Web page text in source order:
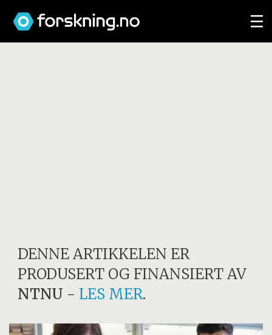
DENNE ARTIKKELEN ER
PRODUSERT OG FINANSIERT AV
NTNU - LES MER.